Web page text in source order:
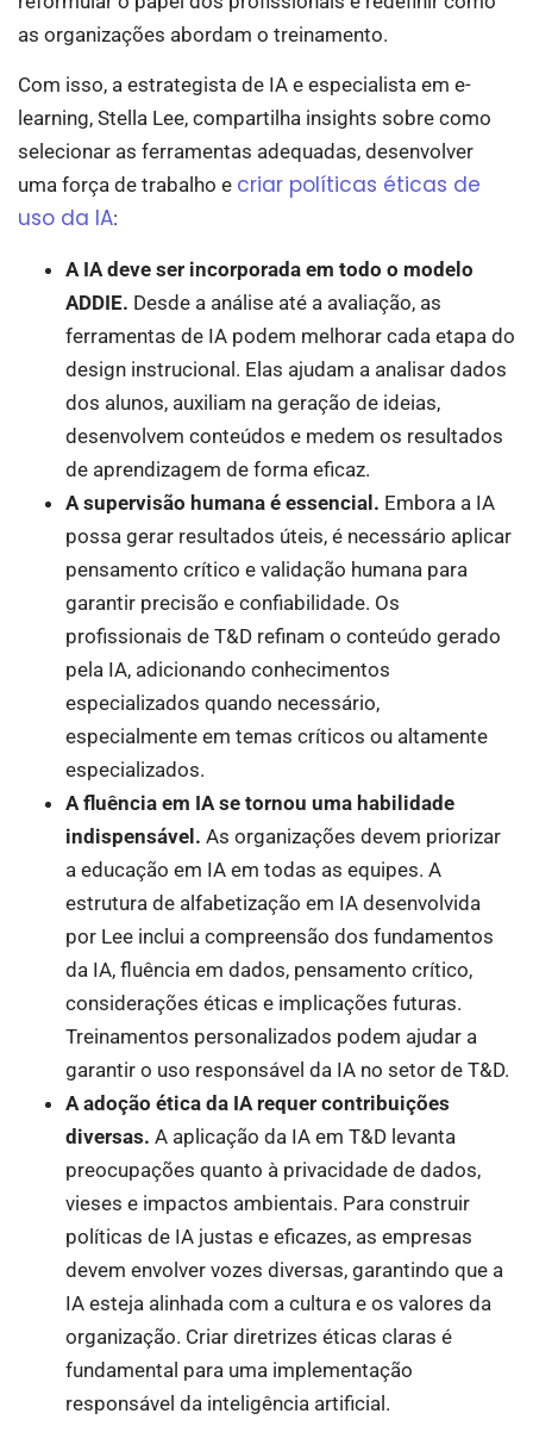
as organizações abordam o treinamento.
Com isso, a estrategista de IA e especialista em e-
learning, Stella Lee, compartilha insights sobre como
selecionar as ferramentas adequadas, desenvolver
uma força de trabalho e criar políticas éticas de
uso da IA:
A IA deve ser incorporada em todo o modelo
ADDIE. Desde a análise até a avaliação, as
ferramentas de IA podem melhorar cada etapa do
design instrucional. Elas ajudam a analisar dados
dos alunos, auxiliam na geração de ideias,
desenvolvem conteúdos e medem os resultados
de aprendizagem de forma eficaz.
A supervisão humana é essencial. Embora a IA
possa gerar resultados úteis, é necessário aplicar
pensamento crítico e validação humana para
garantir precisão e confiabilidade. Os
profissionais de T&D refinam o conteúdo gerado
pela IA, adicionando conhecimentos
especializados quando necessário,
especialmente em temas críticos ou altamente
especializados.
A fluência em IA se tornou uma habilidade
indispensável. As organizações devem priorizar
a educação em IA em todas as equipes. A
estrutura de alfabetização em IA desenvolvida
por Lee inclui a compreensão dos fundamentos
da IA, fluência em dados, pensamento crítico,
considerações éticas e implicações futuras.
Treinamentos personalizados podem ajudar a
garantir o uso responsável da IA no setor de T&D.
A adoção ética da IA requer contribuições
diversas. A aplicação da IA em T&D levanta
preocupações quanto à privacidade de dados,
vieses e impactos ambientais. Para construir
políticas de IA justas e eficazes, as empresas
devem envolver vozes diversas, garantindo que a
IA esteja alinhada com a cultura e os valores da
organização. Criar diretrizes éticas claras é
fundamental para uma implementação
responsável da inteligência artificial.